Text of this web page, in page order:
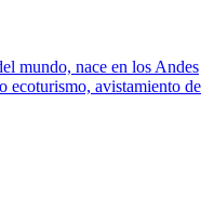
mundo, nace en los Andes
ecoturismo, avistamiento de